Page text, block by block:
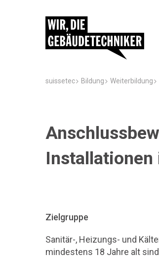
suissetec Bildung Weiterbildung
Zielgruppe
Sanitär-, Heizungs- und
mindestens 18 Jahre alt